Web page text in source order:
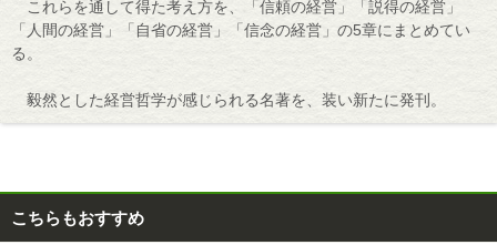
これらを通して得た考え方を、「信頼の経営」「説得の経営」
「人間の経営」「自省の経営」「信念の経営」の5章にまとめてい
る。
毅然とした経営哲学が感じられる名著を、装い新たに発刊。
こちらもおすすめ